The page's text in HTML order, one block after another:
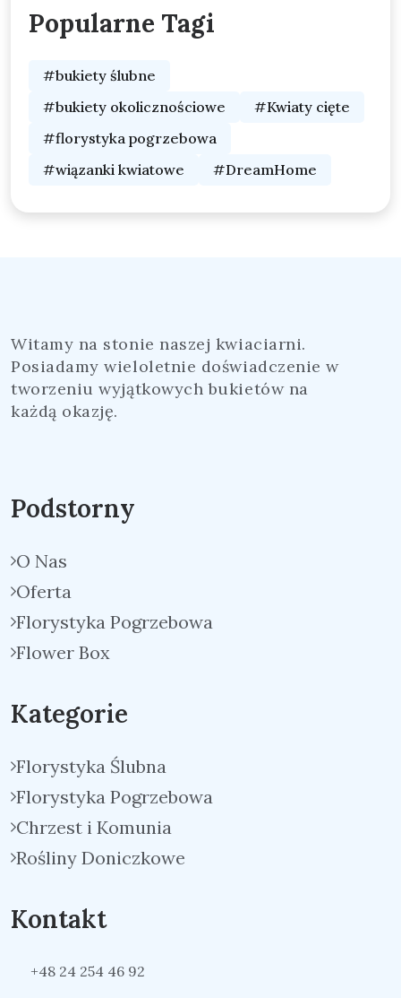
Popularne Tagi
#bukiety ślubne
#bukiety okolicznościowe
#Kwiaty cięte
#florystyka pogrzebowa
#wiązanki kwiatowe
#DreamHome
Witamy na stonie naszej kwiaciarni.
Posiadamy wieloletnie doświadczenie w
tworzeniu wyjątkowych bukietów na
każdą okazję.
Podstorny
O Nas
Oferta
Florystyka Pogrzebowa
Flower Box
Kategorie
Florystyka Ślubna
Florystyka Pogrzebowa
Chrzest i Komunia
Rośliny Doniczkowe
Kontakt
+48 24 254 46 92